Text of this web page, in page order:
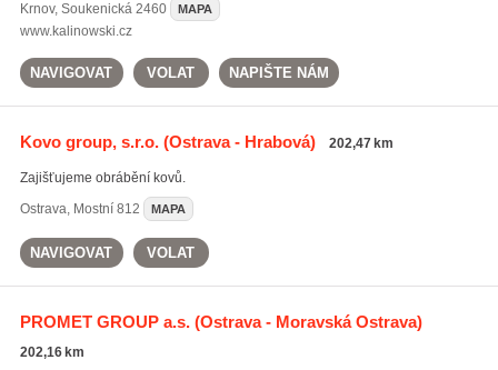
Krnov, Soukenická 2460 MAPA
www.kalinowski.cz
NAVIGOVAT VOLAT NAPIŠTE NÁM
Kovo group, s.r.o.(Ostrava - Hrabová) 202,47 km
Zajišťujeme obrábění kovů.
Ostrava, Mostní 812 MAPA
NAVIGOVAT VOLAT
PROMET GROUP a.s.(Ostrava - Moravská Ostrava)
202,16 km